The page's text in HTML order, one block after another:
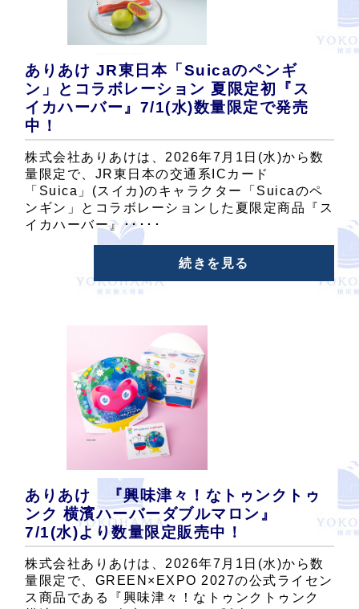
ありあけ JR東日本「Suicaのペンギ
ン」とコラボレーション 夏限定初『ス
イカハーバー』7/1(水)数量限定で発売
中！
株式会社ありあけは、2026年7月1日(水)から数
量限定で、JR東日本の交通系ICカード
「Suica」(スイカ)のキャラクター「Suicaのペ
ンギン」とコラボレーションした夏限定商品『ス
イカハーバー』･････
続きを見る
ありあけ 『興味津々！なトゥンクトゥ
ンク 横濱ハーバーダブルマロン』
7/1(水)より数量限定販売中！
株式会社ありあけは、2026年7月1日(水)から数
量限定で、GREEN×EXPO 2027の公式ライセン
ス商品である『興味津々！なトゥンクトゥンク